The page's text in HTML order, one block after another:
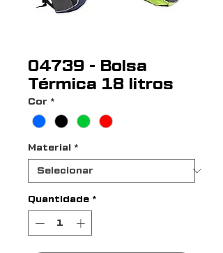
04739 - Bolsa
Térmica 18 litros
Cor *
Material *
Quantidade *